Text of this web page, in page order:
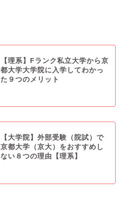
【理系】Fランク私立大学から京
都大学大学院に入学してわかっ
た９つのメリット
【大学院】外部受験（院試）で
京都大学（京大）をおすすめし
ない８つの理由【理系】